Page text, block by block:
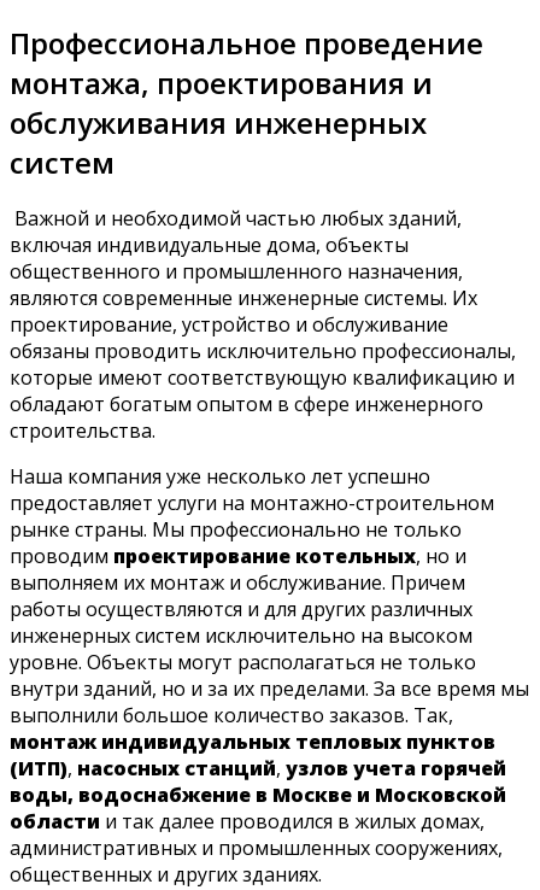
Профессиональное проведение
монтажа, проектирования и
обслуживания инженерных
систем
Важной и необходимой частью любых зданий,
включая индивидуальные дома, объекты
общественного и промышленного назначения,
являются современные инженерные системы. Их
проектирование, устройство и обслуживание
обязаны проводить исключительно профессионалы,
которые имеют соответствующую квалификацию и
обладают богатым опытом в сфере инженерного
строительства.
Наша компания уже несколько лет успешно
предоставляет услуги на монтажно-строительном
рынке страны. Мы профессионально не только
проводим проектирование котельных, но и
выполняем их монтаж и обслуживание. Причем
работы осуществляются и для других различных
инженерных систем исключительно на высоком
уровне. Объекты могут располагаться не только
внутри зданий, но и за их пределами. За все время мы
выполнили большое количество заказов. Так,
монтаж индивидуальных тепловых пунктов
(ИТП), насосных станций, узлов учета горячей
воды, водоснабжение в Москве и Московской
области и так далее проводился в жилых домах,
административных и промышленных сооружениях,
общественных и других зданиях.